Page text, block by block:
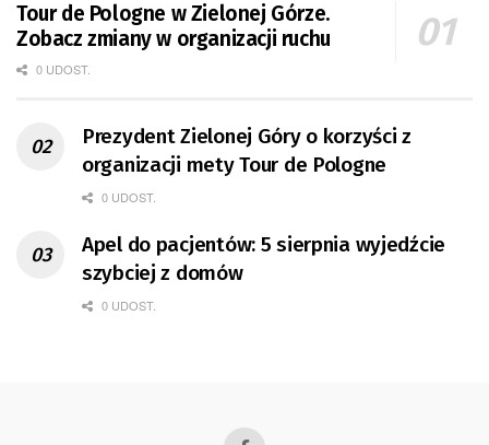
Tour de Pologne w Zielonej Górze.
Zobacz zmiany w organizacji ruchu
0 UDOST.
Prezydent Zielonej Góry o korzyści z
organizacji mety Tour de Pologne
0 UDOST.
Apel do pacjentów: 5 sierpnia wyjedźcie
szybciej z domów
0 UDOST.